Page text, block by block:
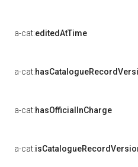
a-cat:editedAtTime
a-cat:
a-cat:hasOfficialInCharge
a-cat: